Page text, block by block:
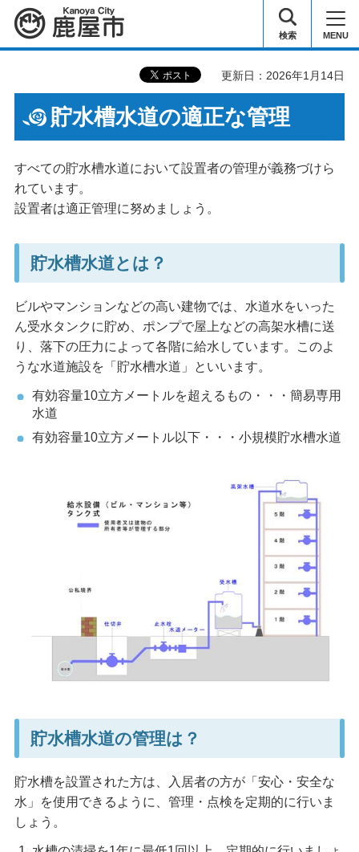
鹿屋市 検索 MENU
更新日：2026年1月14日
貯水槽水道の適正な管理
すべての貯水槽水道において設置者の管理が義務づけら
れています。
設置者は適正管理に努めましょう。
貯水槽水道とは？
ビルやマンションなどの高い建物では、水道水をいった
ん受水タンクに貯め、ポンプで屋上などの高架水槽に送
り、落下の圧力によって各階に給水しています。このよ
うな水道施設を「貯水槽水道」といいます。
有効容量10立方メートルを超えるもの・・・簡易専用
水道
有効容量10立方メートル以下・・・小規模貯水槽水道
貯水槽水道の管理は？
貯水槽を設置された方は、入居者の方が「安心・安全な
水」を使用できるように、管理・点検を定期的に行いま
しょう。